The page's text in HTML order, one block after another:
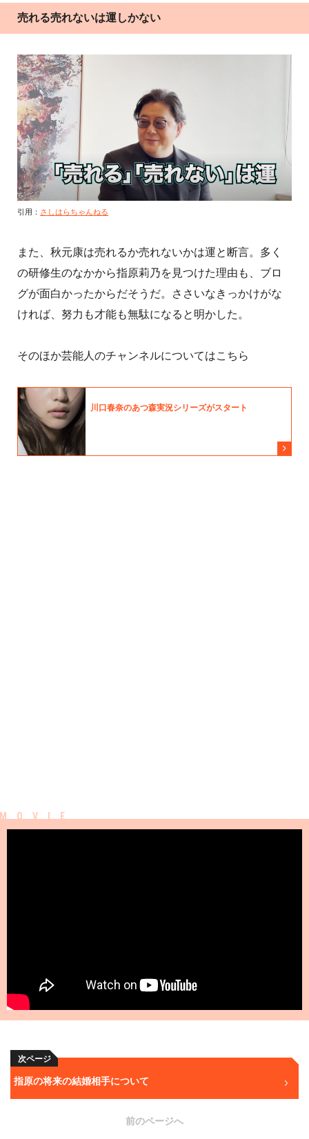
売れる売れないは運しかない
引用： さしはらちゃんねる
また、秋元康は売れるか売れないかは運と断言。多く
の研修生のなかから指原莉乃を見つけた理由も、ブロ
グが面白かったからだそうだ。ささいなきっかけがな
ければ、努力も才能も無駄になると明かした。
そのほか芸能人のチャンネルについてはこちら
次ページ
指原の将来の結婚相手について
前のページへ